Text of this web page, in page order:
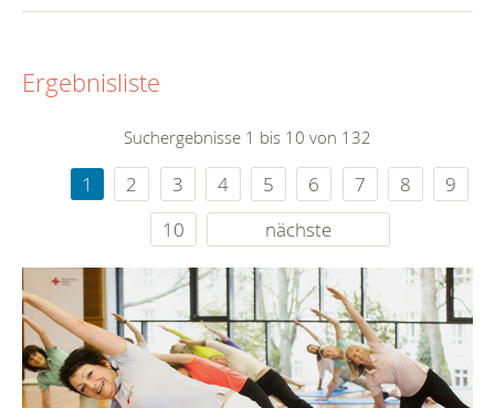
Ergebnisliste
Suchergebnisse 1 bis 10 von 132
1 2 3 4 5 6 7 8
9
10
nächste